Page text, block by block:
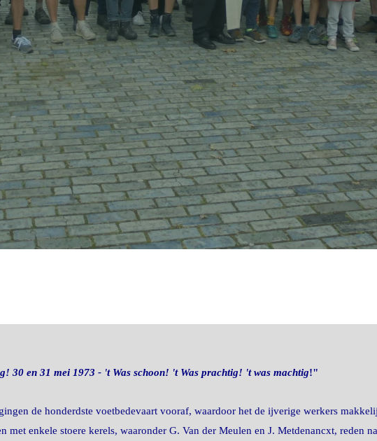
30 en 31 mei 1973 - 't Was schoon! 't Was prachtig! 't was machtig!"
de honderdste voetbedevaart vooraf, waardoor het de ijverige werkers
met enkele stoere kerels, waaronder G. Van der Meulen en J. Metdenancxt, reden